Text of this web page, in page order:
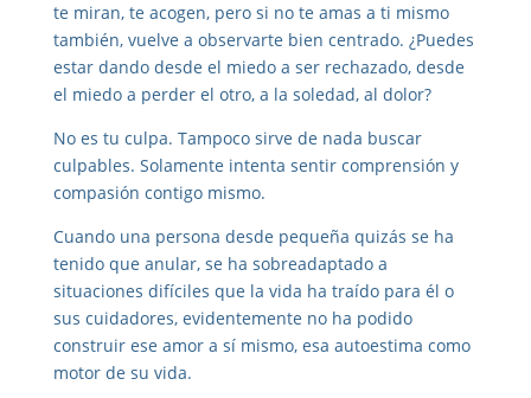
te miran, te acogen, pero si no te amas a ti mismo
también, vuelve a observarte bien centrado. ¿Puedes
estar dando desde el miedo a ser rechazado, desde
el miedo a perder el otro, a la soledad, al dolor?
No es tu culpa. Tampoco sirve de nada buscar
culpables. Solamente intenta sentir comprensión y
compasión contigo mismo.
Cuando una persona desde pequeña quizás se ha
tenido que anular, se ha sobreadaptado a
situaciones difíciles que la vida ha traído para él o
sus cuidadores, evidentemente no ha podido
construir ese amor a sí mismo, esa autoestima como
motor de su vida.